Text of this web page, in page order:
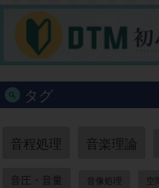
タグ
音程処理 音楽理論
音圧・音量 音像処理 空